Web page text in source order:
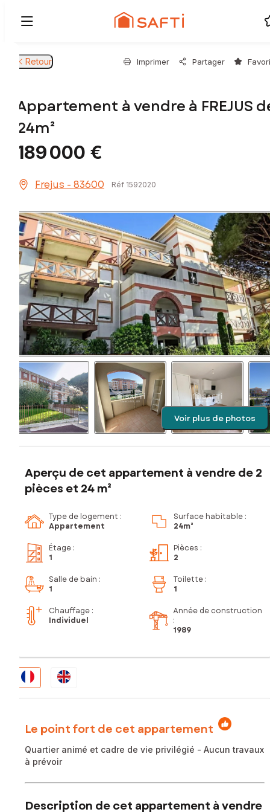
Retour Imprimer Partager
Appartement à vendre à FREJUS
24m²
189 000 €
Frejus - 83600 Réf 1592020
Voir plus de photos
Aperçu de cet appartement à vendre de 2
pièces et 24 m²
Type de logement :
Appartement
Surface habitable :
24m²
Étage :
1
Pièces :
2
Salle de bain :
1
Toilette :
1
Chauffage :
Individuel
Année de construction
:
1989
Le point fort de cet appartement
Quartier animé et cadre de vie privilégié - Aucun travaux
à prévoir
Description de cet appartement à vendre